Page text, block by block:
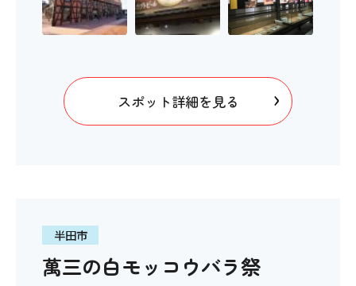
スポット詳細を見る
半田市
萬三の白モッコウバラ祭